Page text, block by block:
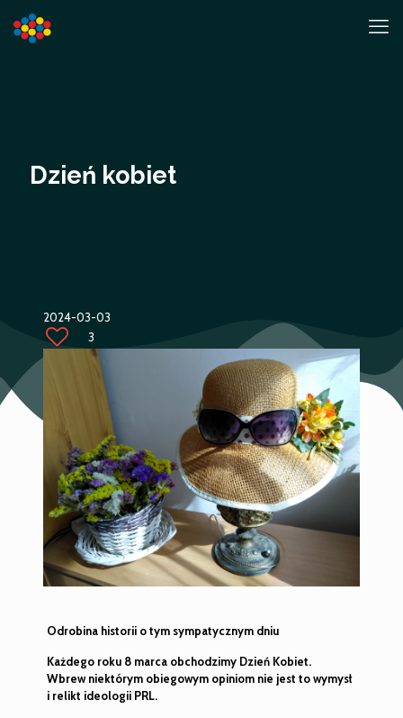
Dzień kobiet
2024-03-03
3
Odrobina historii o tym sympatycznym dniu
Każdego roku 8 marca obchodzimy Dzień Kobiet.
Wbrew niektórym obiegowym opiniom nie jest to wymysł
i relikt ideologii PRL.